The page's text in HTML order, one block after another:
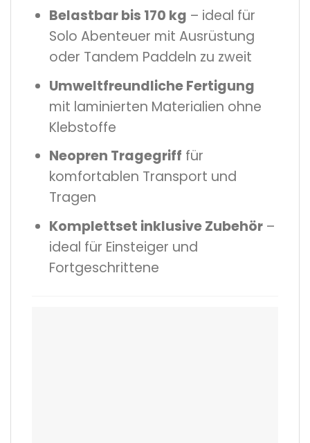
Belastbar bis 170 kg – ideal für
Solo Abenteuer mit Ausrüstung
oder Tandem Paddeln zu zweit
Umweltfreundliche Fertigung
mit laminierten Materialien ohne
Klebstoffe
Neopren Tragegriff für
komfortablen Transport und
Tragen
Komplettset inklusive Zubehör–
ideal für Einsteiger und
Fortgeschrittene